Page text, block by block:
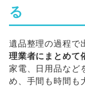
る
遺品整理の過程で
理業者にまとめて
家電、日用品など
め、手間も時間も